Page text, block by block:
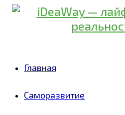
Главная
Саморазвитие